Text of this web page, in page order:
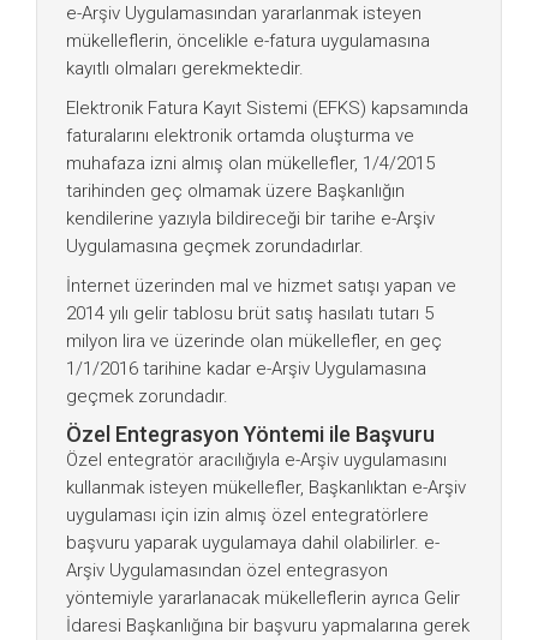
e-Arşiv Uygulamasından yararlanmak isteyen
mükelleflerin, öncelikle e-fatura uygulamasına
kayıtlı olmaları gerekmektedir.
Elektronik Fatura Kayıt Sistemi (EFKS) kapsamında
faturalarını elektronik ortamda oluşturma ve
muhafaza izni almış olan mükellefler, 1/4/2015
tarihinden geç olmamak üzere Başkanlığın
kendilerine yazıyla bildireceği bir tarihe e-Arşiv
Uygulamasına geçmek zorundadırlar.
İnternet üzerinden mal ve hizmet satışı yapan ve
2014 yılı gelir tablosu brüt satış hasılatı tutarı 5
milyon lira ve üzerinde olan mükellefler, en geç
1/1/2016 tarihine kadar e-Arşiv Uygulamasına
geçmek zorundadır.
Özel Entegrasyon Yöntemi ile Başvuru
Özel entegratör aracılığıyla e-Arşiv uygulamasını
kullanmak isteyen mükellefler, Başkanlıktan e-Arşiv
uygulaması için izin almış özel entegratörlere
başvuru yaparak uygulamaya dahil olabilirler. e-
Arşiv Uygulamasından özel entegrasyon
yöntemiyle yararlanacak mükelleflerin ayrıca Gelir
İdaresi Başkanlığına bir başvuru yapmalarına gerek